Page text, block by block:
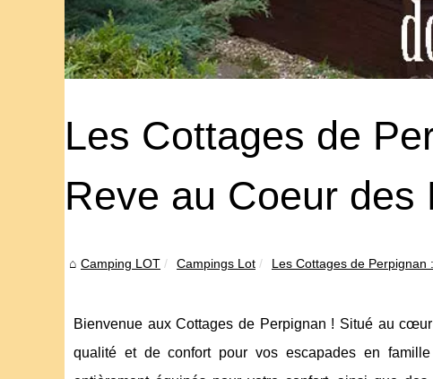
Les Cottages de
Reve au Coeur des
Camping LOT Campings Lot Les Cottages de Perpignan
Bienvenue aux Cottages de Perpignan ! Situé au
qualité et de confort pour vos escapades en